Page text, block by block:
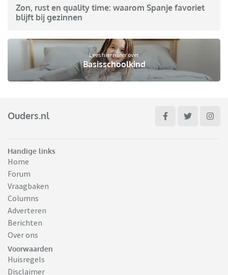
Zon, rust en quality time: waarom Spanje favoriet
blijft bij gezinnen
Lees hier meer over
Basisschoolkind
Ouders.nl
Handige links
Home
Forum
Vraagbaken
Columns
Adverteren
Berichten
Over ons
Voorwaarden
Huisregels
Disclaimer